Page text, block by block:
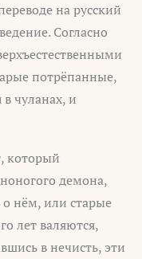
на русский
Согласно
потрёпанные,
чуланах, и
который
демона,
нём, или старые
лет валяются,
в нечисть, эти